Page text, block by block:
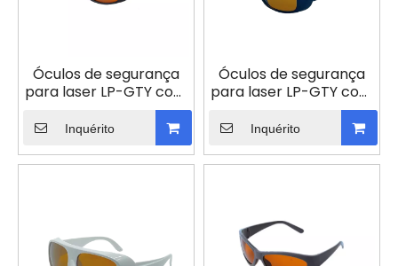
Óculos de segurança
para laser LP-GTY com
Inquérito
Óculos de segurança
para laser LP-GTY com
Inquérito